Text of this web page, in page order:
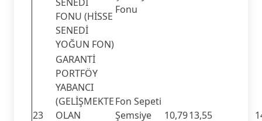
FONU (HİSSE
SENEDİ
YOĞUN FON)
Fonu
23
GARANTİ
PORTFÖY
YABANCI
(GELİŞMEKTE
OLAN
Fon Sepeti
Şemsiye
10,7913,55